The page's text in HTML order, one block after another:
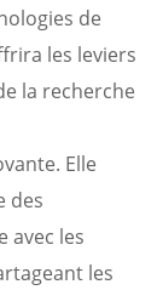
de
les leviers
la recherche
Elle
des
avec les
les